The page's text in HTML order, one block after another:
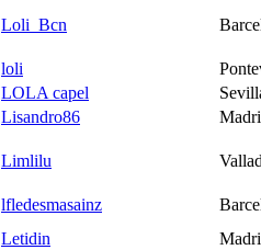
Loli_Bcn
loli
LOLA capel
Lisandro86
Limlilu
lfledesmasainz
Letidin